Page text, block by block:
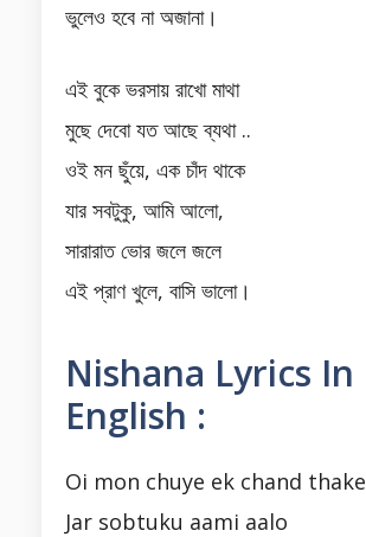
ভুলেও হবে না অজানা।
এই বুকে ভরসায় রাখো মাথা
মুছে দেবো যত আছে ব্যথা ..
ওই মন ছুঁয়ে, এক চাঁদ থাকে
যার সবটুকু, আমি আলো,
সারারাত ভোর জলে জলে
এই প্রাণ খুলে, বাসি ভালো।
Nishana Lyrics In
English :
Oi mon chuye ek chand thake
Jar sobtuku aami aalo